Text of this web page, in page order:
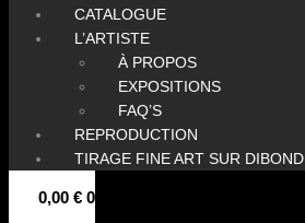
CATALOGUE
L’ARTISTE
À PROPOS
EXPOSITIONS
FAQ’S
REPRODUCTION
TIRAGE FINE ART SUR DIBOND
0,00 € 0